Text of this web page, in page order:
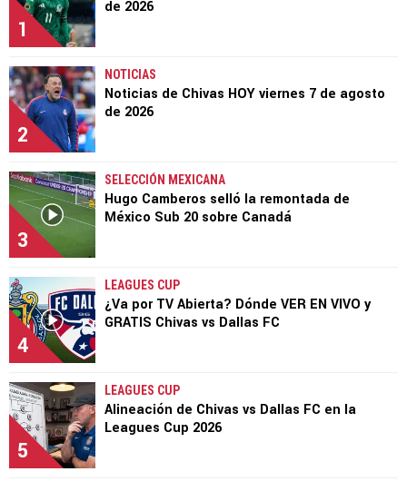
1
de 2026
2
NOTICIAS
Noticias de Chivas HOY viernes 7 de agosto
de 2026
3
SELECCIÓN MEXICANA
Hugo Camberos selló la remontada de
México Sub 20 sobre Canadá
4
LEAGUES CUP
¿Va por TV Abierta? Dónde VER EN VIVO y
GRATIS Chivas vs Dallas FC
5
LEAGUES CUP
Alineación de Chivas vs Dallas FC en la
Leagues Cup 2026